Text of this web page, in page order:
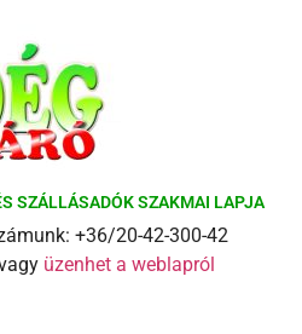
SZÁLLÁSADÓK SZAKMAI LAPJA
+36/20-42-300-42
üzenhet a weblapról